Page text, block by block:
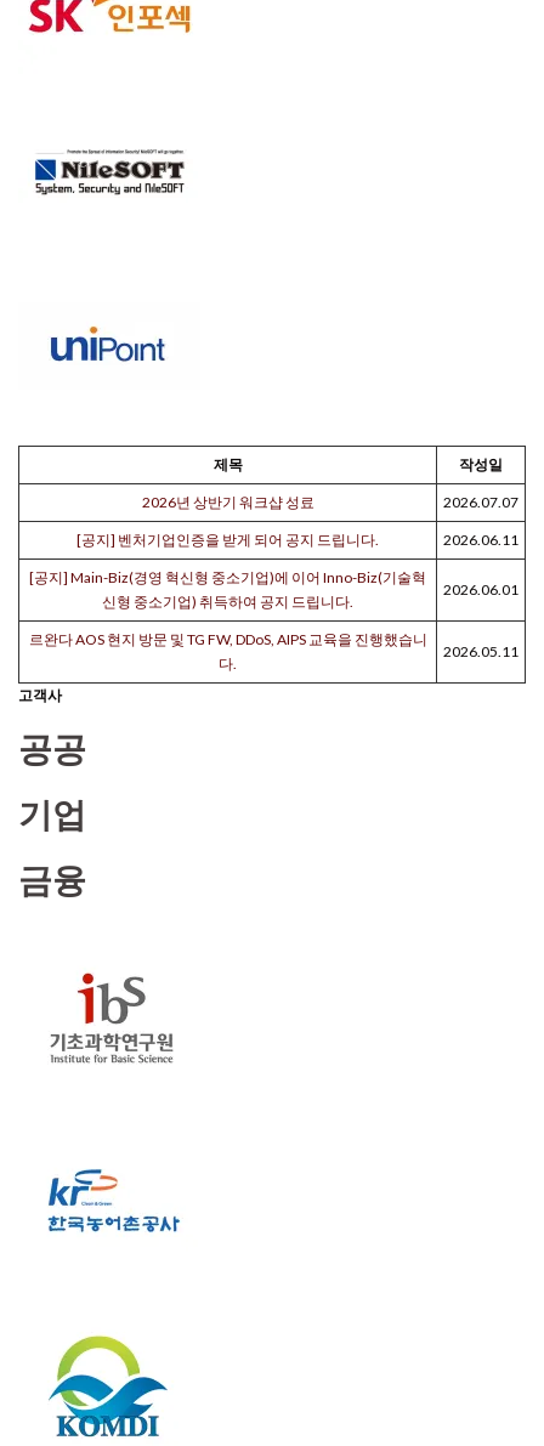
제목 작성일
2026년 상반기 워크샵 성료 2026.07.07
[공지] 벤처기업인증을 받게 되어 공지 드립니다. 2026.06.11
[공지] Main-Biz(경영 혁신형 중소기업)에 이어 Inno-Biz(기술혁
신형 중소기업) 취득하여 공지 드립니다.
2026.06.01
르완다 AOS 현지 방문 및 TG FW, DDoS, AIPS 교육을 진행했습니
다.
2026.05.11
고객사
공공
기업
금융